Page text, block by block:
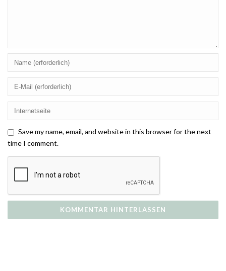
Save my name, email, and website in this browser for the next
time I comment.